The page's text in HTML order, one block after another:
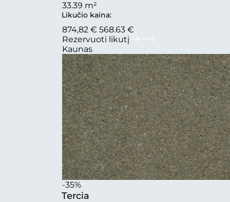
33.39 m²
Likučio kaina:
874,82 € 568.63 €
Rezervuoti likutį
Kaunas
-35%
Tercia